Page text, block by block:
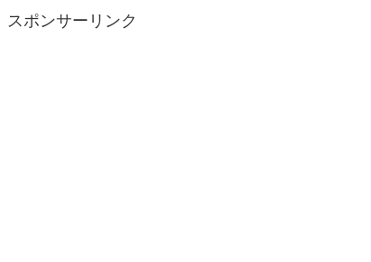
スポンサーリンク